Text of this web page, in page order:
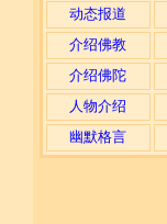
动态报道
介绍佛教
介绍佛陀
人物介绍
幽默格言